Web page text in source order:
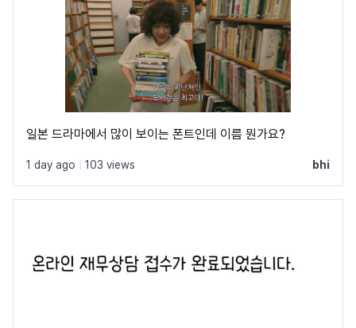
일본 드라마에서 많이 보이는 폰트인데 이름 뭔가요?
1 day ago 103 views bhi